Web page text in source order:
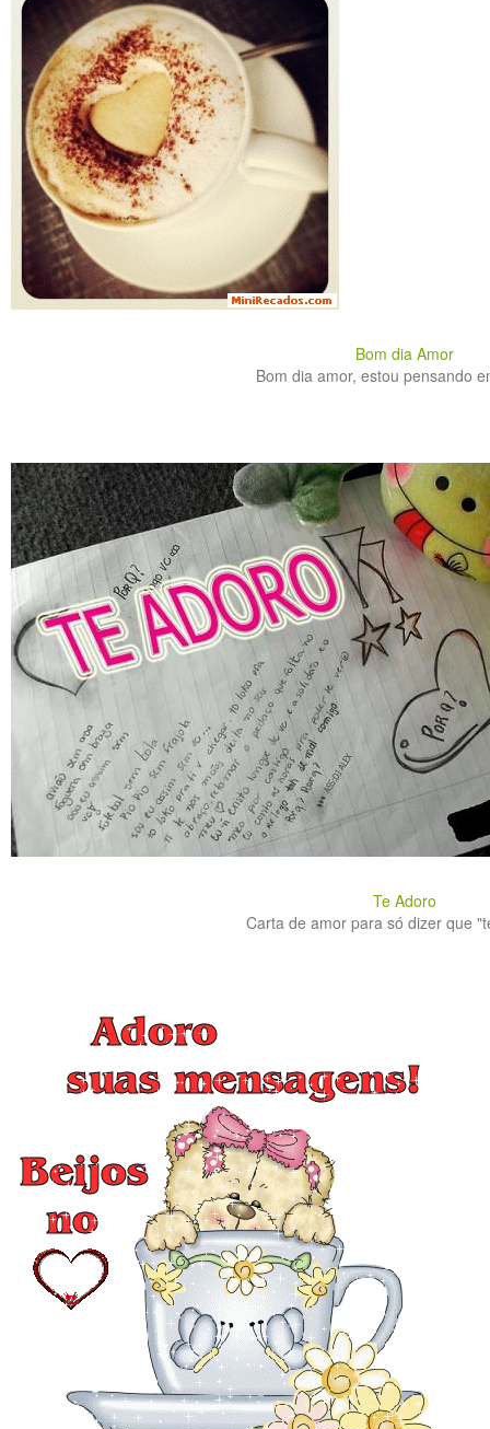
Bom dia Amor
Bom dia amor, estou pensando
Te Adoro
Carta de amor para só dizer que